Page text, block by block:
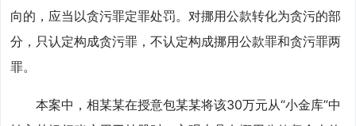
向的，应当以贪污罪定罪处罚。对挪用公款转化为贪污的部
分，只认定构成贪污罪，不认定构成挪用公款罪和贪污罪两
罪。
本案中，相某某在授意包某某将该30万元从“小金库”中